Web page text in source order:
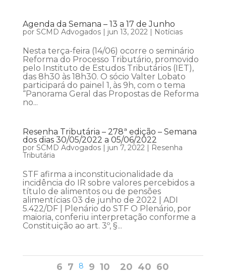
Agenda da Semana – 13 a 17 de Junho
por SCMD Advogados| jun 13, 2022| Notícias
Nesta terça-feira (14/06) ocorre o seminário
Reforma do Processo Tributário, promovido
pelo Instituto de Estudos Tributários (IET),
das 8h30 às 18h30. O sócio Valter Lobato
participará do painel 1, às 9h, com o tema
“Panorama Geral das Propostas de Reforma
no...
Resenha Tributária – 278ª edição – Semana
dos dias 30/05/2022 a 05/06/2022
por SCMD Advogados| jun 7, 2022| Resenha
Tributária
STF afirma a inconstitucionalidade da
incidência do IR sobre valores percebidos a
título de alimentos ou de pensões
alimentícias 03 de junho de 2022 | ADI
5.422/DF | Plenário do STF O Plenário, por
maioria, conferiu interpretação conforme a
Constituição ao art. 3º, §...
6 7 8 9 10 20 40 60